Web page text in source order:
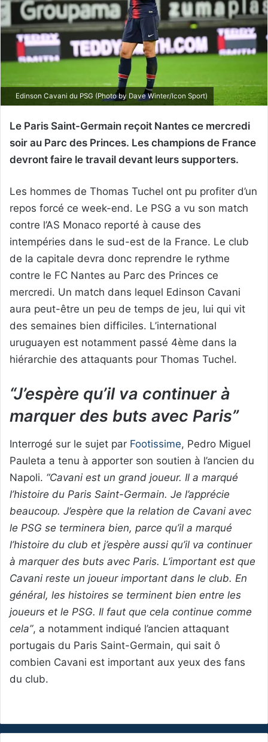
Edinson Cavani du PSG (Photo by Dave Winter/Icon Sport)
Le Paris Saint-Germain reçoit Nantes ce mercredi
soir au Parc des Princes. Les champions de France
devront faire le travail devant leurs supporters.
Les hommes de Thomas Tuchel ont pu profiter d’un
repos forcé ce week-end. Le PSG a vu son match
contre l’AS Monaco reporté à cause des
intempéries dans le sud-est de la France. Le club
de la capitale devra donc reprendre le rythme
contre le FC Nantes au Parc des Princes ce
mercredi. Un match dans lequel Edinson Cavani
aura peut-être un peu de temps de jeu, lui qui vit
des semaines bien difficiles. L’international
uruguayen est notamment passé 4ème dans la
hiérarchie des attaquants pour Thomas Tuchel.
“J’espère qu’il va continuer à
marquer des buts avec Paris”
Interrogé sur le sujet par Footissime, Pedro Miguel
Pauleta a tenu à apporter son soutien à l’ancien du
Napoli. “Cavani est un grand joueur. Il a marqué
l’histoire du Paris Saint-Germain. Je l’apprécie
beaucoup. J’espère que la relation de Cavani avec
le PSG se terminera bien, parce qu’il a marqué
l’histoire du club et j’espère aussi qu’il va continuer
à marquer des buts avec Paris. L’important est que
Cavani reste un joueur important dans le club. En
général, les histoires se terminent bien entre les
joueurs et le PSG. Il faut que cela continue comme
cela”, a notamment indiqué l’ancien attaquant
portugais du Paris Saint-Germain, qui sait ô
combien Cavani est important aux yeux des fans
du club.